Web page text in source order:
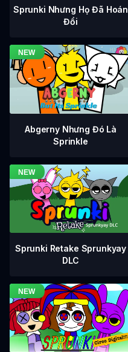
Sprunki Nhưng Họ Đã Hoán
Đổi
Abgerny Nhưng Đó Là
Sprinkle
Sprunki Retake Sprunkyay
DLC